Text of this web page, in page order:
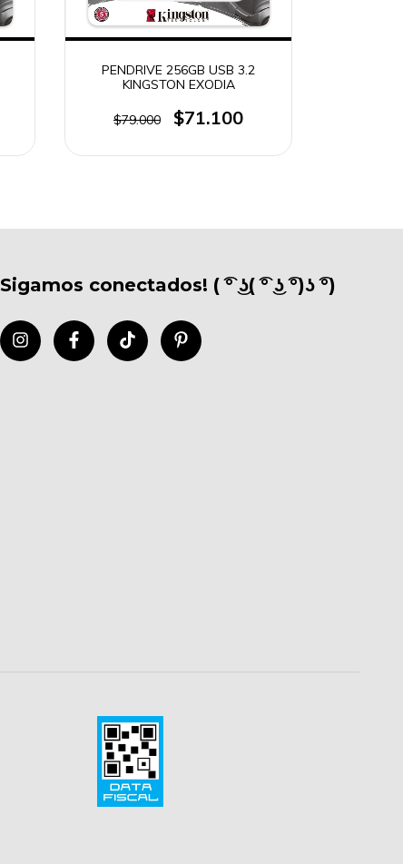
PENDRIVE 256GB USB 3.2
KINGSTON EXODIA
$79.000 $71.100
Sigamos conectados! ( ͡° ͜ʖ( ͡° ͜ʖ ͡°)ʖ ͡°)